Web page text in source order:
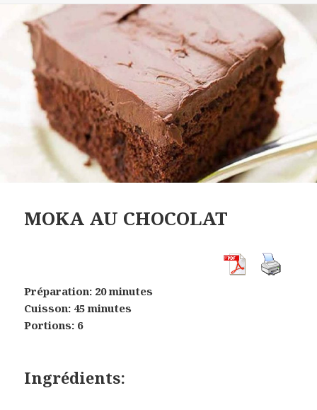
MOKA AU CHOCOLAT
Préparation: 20 minutes
Cuisson: 45 minutes
Portions: 6
Ingrédients: